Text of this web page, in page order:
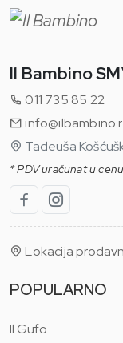
Il Bambino
011 735 85 22
Tadeuša
* PDV uračunat u
Lokacija
POPULARNO
Il Gufo